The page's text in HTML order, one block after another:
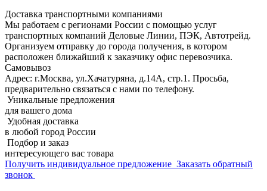
Доставка транспортными компаниями
Мы работаем с регионами России с помощью услуг
транспортных компаний Деловые Линии, ПЭК, Автотрейд.
Организуем отправку до города получения, в котором
расположен ближайший к заказчику офис перевозчика.
Самовывоз
Адрес: г.Москва, ул.Хачатуряна, д.14А, стр.1. Просьба,
предварительно связаться с нами по телефону.
Уникальные предложения
для вашего дома
Удобная доставка
в любой город России
Подбор и заказ
интересующего вас товара
Получить индивидуальное предложение Заказать обратный
звонок